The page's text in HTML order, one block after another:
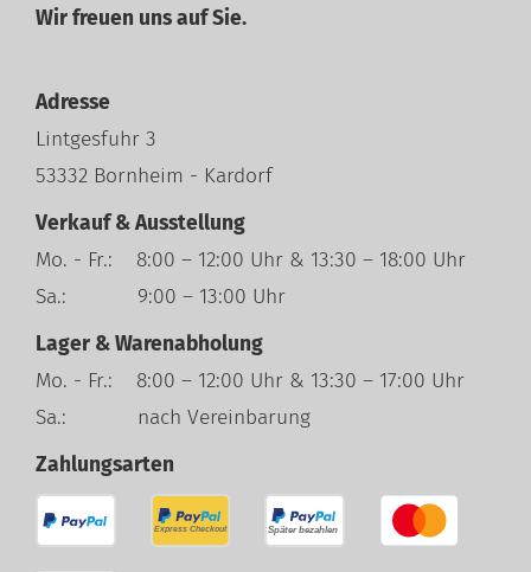
Wir freuen uns auf Sie.
Adresse
Lintgesfuhr 3
53332 Bornheim - Kardorf
Verkauf & Ausstellung
Mo. - Fr.: 8:00 – 12:00 Uhr & 13:30 – 18:00 Uhr
Sa.: 9:00 – 13:00 Uhr
Lager & Warenabholung
Mo. - Fr.: 8:00 – 12:00 Uhr & 13:30 – 17:00 Uhr
Sa.: nach Vereinbarung
Zahlungsarten